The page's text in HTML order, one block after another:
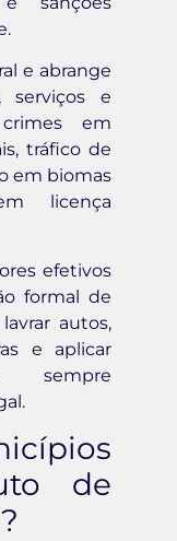
e abrange
serviços e
em
tráfico de
em biomas
licença
efetivos
formal de
autos,
e aplicar
sempre
de